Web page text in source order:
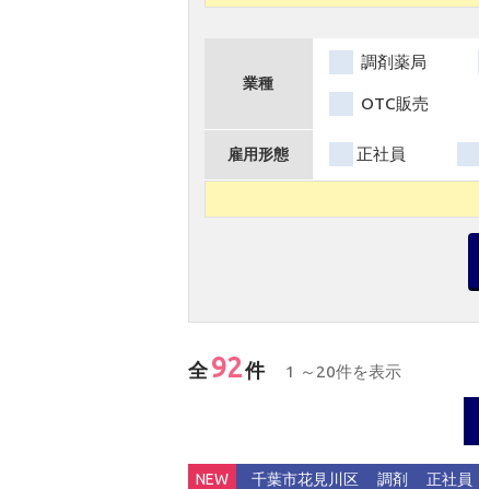
業種
調剤薬局
OTC販売
雇用形態 正社員
全 92件 1 ～20件を表示
NEW 千葉市花見川区 調剤 正社員